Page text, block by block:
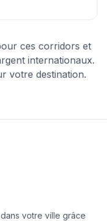
ces corridors et
internationaux.
votre destination.
votre ville grâce